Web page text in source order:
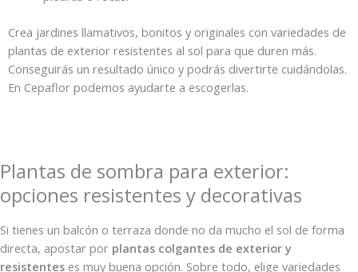
Crea jardines llamativos, bonitos y originales con variedades de
plantas de exterior resistentes al sol para que duren más.
Conseguirás un resultado único y podrás divertirte cuidándolas.
En Cepaflor podemos ayudarte a escogerlas.
Plantas de sombra para exterior:
opciones resistentes y decorativas
Si tienes un balcón o terraza donde no da mucho el sol de forma
directa, apostar por plantas colgantes de exterior y
resistentes es muy buena opción. Sobre todo, elige variedades